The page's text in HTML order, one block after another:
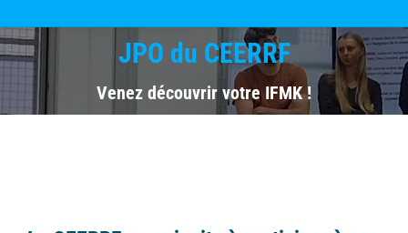
JPO du CEERRF
Venez découvrir votre IFMK !
Vous êtes ici :